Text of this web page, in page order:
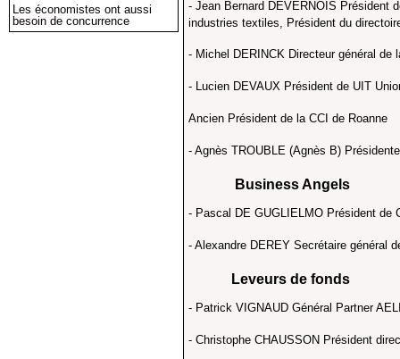
Les économistes ont aussi
besoin de concurrence
- Jean Bernard DEVERNOIS Président
industries textiles, Président du
- Michel DERINCK Directeur général de
- Lucien DEVAUX Président de UIT
Ancien Président de la CCI de Roanne
- Agnès TROUBLE (Agnès B)
Business Angels
- Pascal DE GUGLIELMO Président de
- Alexandre DEREY Secrétaire général
Leveurs de fonds
- Patrick VIGNAUD Général Partner
- Christophe CHAUSSON Président